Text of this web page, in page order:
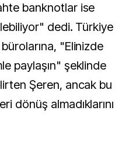
banknotlar ise
dedi. Türkiye
"Elinizde
paylaşın" şeklinde
Şeren, ancak bu
dönüş almadıklarını